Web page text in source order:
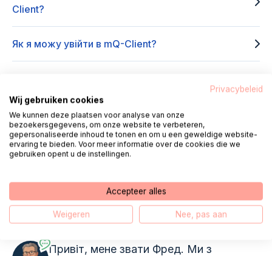
Client?
Як я можу увійти в mQ-Client?
Як я можу переглянути свій файл у mQ-Client?
Як я можу змінити/скасувати свій запис у mQ-
Client?
контакт
Привіт, мене звати Фред. Ми з
Privacybeleid
Wij gebruiken cookies
We kunnen deze plaatsen voor analyse van onze
bezoekersgegevens, om onze website te verbeteren,
gepersonaliseerde inhoud te tonen en om u een geweldige website-
ervaring te bieden. Voor meer informatie over de cookies die we
gebruiken opent u de instellingen.
Accepteer alles
Weigeren Nee, pas aan